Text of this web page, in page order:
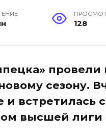
128
сезону.
и встретилась
высшей лиги